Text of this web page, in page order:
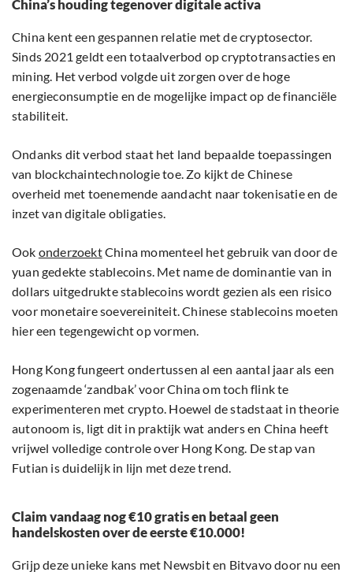
China’s houding tegenover digitale activa
China kent een gespannen relatie met de cryptosector.
Sinds 2021 geldt een totaalverbod op cryptotransacties en
mining. Het verbod volgde uit zorgen over de hoge
energieconsumptie en de mogelijke impact op de financiële
stabiliteit.
Ondanks dit verbod staat het land bepaalde toepassingen
van blockchaintechnologie toe. Zo kijkt de Chinese
overheid met toenemende aandacht naar tokenisatie en de
inzet van digitale obligaties.
Ook onderzoektChina momenteel het gebruik van door de
yuan gedekte stablecoins. Met name de dominantie van in
dollars uitgedrukte stablecoins wordt gezien als een risico
voor monetaire soevereiniteit. Chinese stablecoins moeten
hier een tegengewicht op vormen.
Hong Kong fungeert ondertussen al een aantal jaar als een
zogenaamde ‘zandbak’ voor China om toch flink te
experimenteren met crypto. Hoewel de stadstaat in theorie
autonoom is, ligt dit in praktijk wat anders en China heeft
vrijwel volledige controle over Hong Kong. De stap van
Futian is duidelijk in lijn met deze trend.
Claim vandaag nog €10 gratis en betaal geen
handelskosten over de eerste €10.000!
Grijp deze unieke kans met Newsbit en Bitvavo door nu een